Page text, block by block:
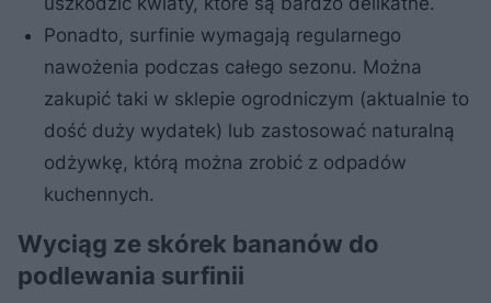
Ponadto, surfinie wymagają regularnego
nawożenia podczas całego sezonu. Można
zakupić taki w sklepie ogrodniczym (aktualnie to
dość duży wydatek) lub zastosować naturalną
odżywkę, którą można zrobić z odpadów
kuchennych.
Wyciąg ze skórek bananów do
podlewania surfinii